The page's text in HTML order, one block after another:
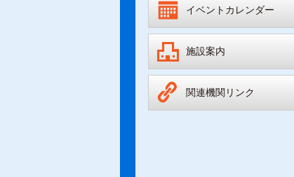
イベントカレンダー
施設案内
関連機関リンク